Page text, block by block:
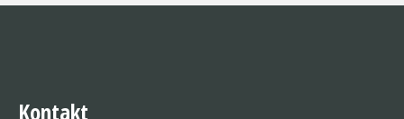
Kontakt